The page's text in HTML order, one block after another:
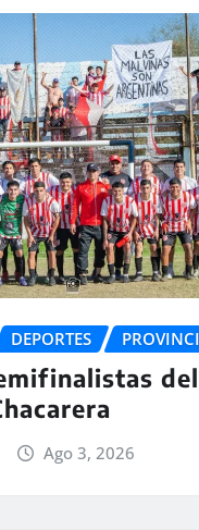
DEPORTES
Ago 3, 2026